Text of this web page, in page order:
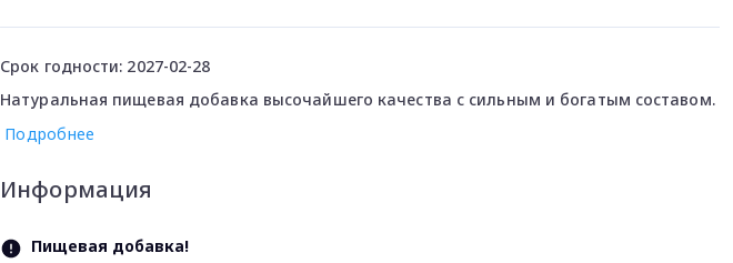
Срок годности: 2027-02-28
Натуральная пищевая добавка высочайшего качества с сильным и богатым составом.
Подробнее
Информация
Пищевая добавка!